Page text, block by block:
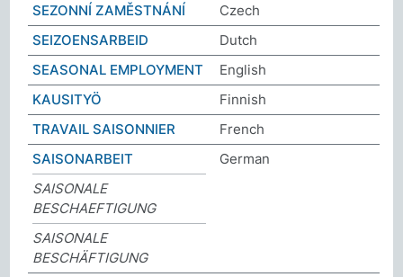
SEZONNÍ ZAMĚSTNÁNÍ
Czech
SEIZOENSARBEID
Dutch
SEASONAL EMPLOYMENT
English
KAUSITYÖ
Finnish
TRAVAIL SAISONNIER
French
SAISONARBEIT
German
SAISONALE
BESCHAEFTIGUNG
SAISONALE
BESCHÄFTIGUNG